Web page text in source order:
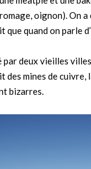
oignon). On
que quand on parle
par deux vieilles
des mines de
bizarres.